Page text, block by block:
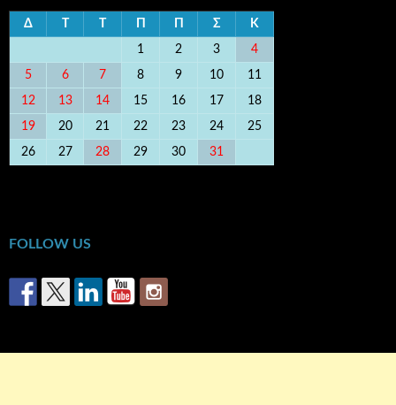
Δ Τ Τ Π Π Σ Κ
1 2 3 4
5 6 7 8 9 10 11
12 13 14 15 16 17 18
19 20 21 22 23 24 25
26 27 28 29 30 31
FOLLOW US